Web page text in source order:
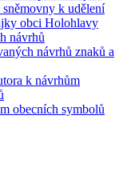
sněmovny k udělení
obci Holohlavy
návrhů
návrhů znaků a
k návrhům
obecních symbolů